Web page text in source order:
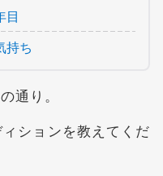
目
持ち
通り。
ションを教えてくだ